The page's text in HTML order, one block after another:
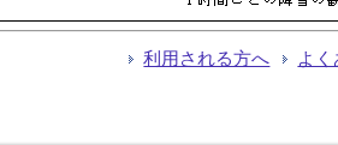
利用される方へ よく